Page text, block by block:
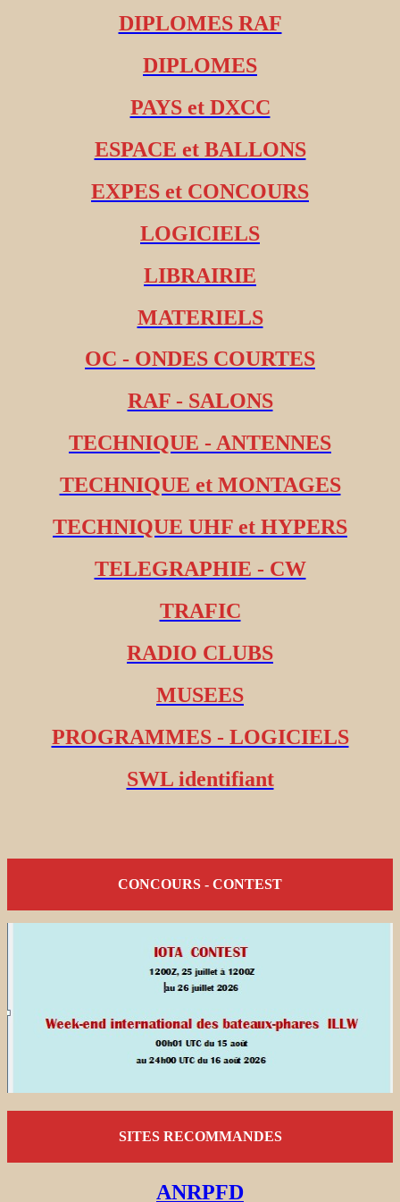
DIPLOMES RAF
DIPLOMES
PAYS et DXCC
ESPACE et BALLONS
EXPES et CONCOURS
LOGICIELS
LIBRAIRIE
MATERIELS
OC - ONDES COURTES
RAF - SALONS
TECHNIQUE - ANTENNES
TECHNIQUE et MONTAGES
TECHNIQUE UHF et HYPERS
TELEGRAPHIE - CW
TRAFIC
RADIO CLUBS
MUSEES
PROGRAMMES - LOGICIELS
SWL identifiant
CONCOURS - CONTEST
SITES RECOMMANDES
ANRPFD